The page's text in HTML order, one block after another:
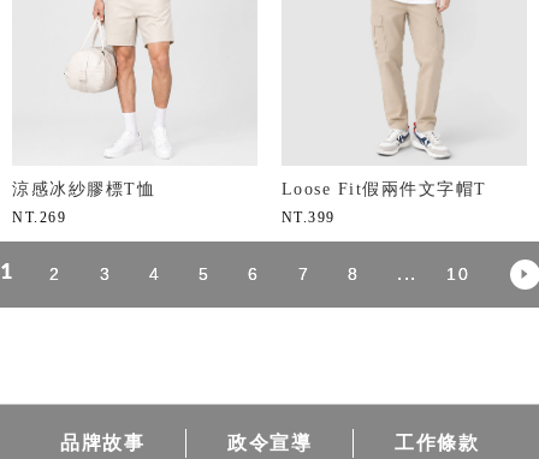
涼感冰紗膠標T恤
NT. 269
Loose Fit假兩件文字帽T
NT. 399
1 2 3 4 5 6 7 8 ... 10
品牌故事 政令宣導 工作條款